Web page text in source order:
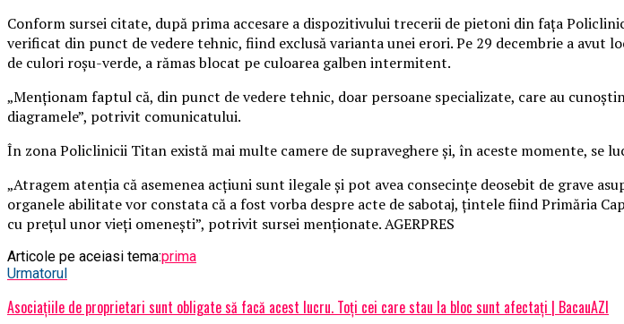
Conform sursei citate, după prima accesare a dispozitivului trecerii de pietoni din faţa
verificat din punct de vedere tehnic, fiind exclusă varianta unei erori. Pe 29 decembrie a avut
de culori roşu-verde, a rămas blocat pe culoarea galben intermitent.
„Menţionam faptul că, din punct de vedere tehnic, doar persoane specializate, care au
diagramele”, potrivit comunicatului.
În zona Policlinicii Titan există mai multe camere de supraveghere şi, în aceste momente, se
„Atragem atenţia că asemenea acţiuni sunt ilegale şi pot avea consecinţe deosebit de grave
organele abilitate vor constata că a fost vorba despre acte de sabotaj, ţintele fiind Primăria
cu preţul unor vieţi omeneşti”, potrivit sursei menţionate. AGERPRES
Articole pe aceiasi tema:prima
Urmatorul
Asociațiile de proprietari sunt obligate să facă acest lucru. Toți cei care stau la bloc sunt afectați | BacauAZI